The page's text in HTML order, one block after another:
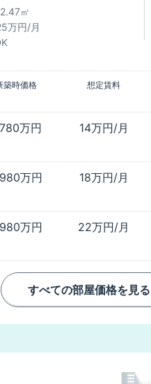
㎡
万円/月
築時価格 想定賃料
万円 14万円/月
万円 18万円/月
万円 22万円/月
すべての部屋価格を見る